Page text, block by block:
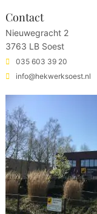
Contact
Nieuwegracht 2
3763 LB Soest
035 603 39 20
info@hekwerksoest.nl